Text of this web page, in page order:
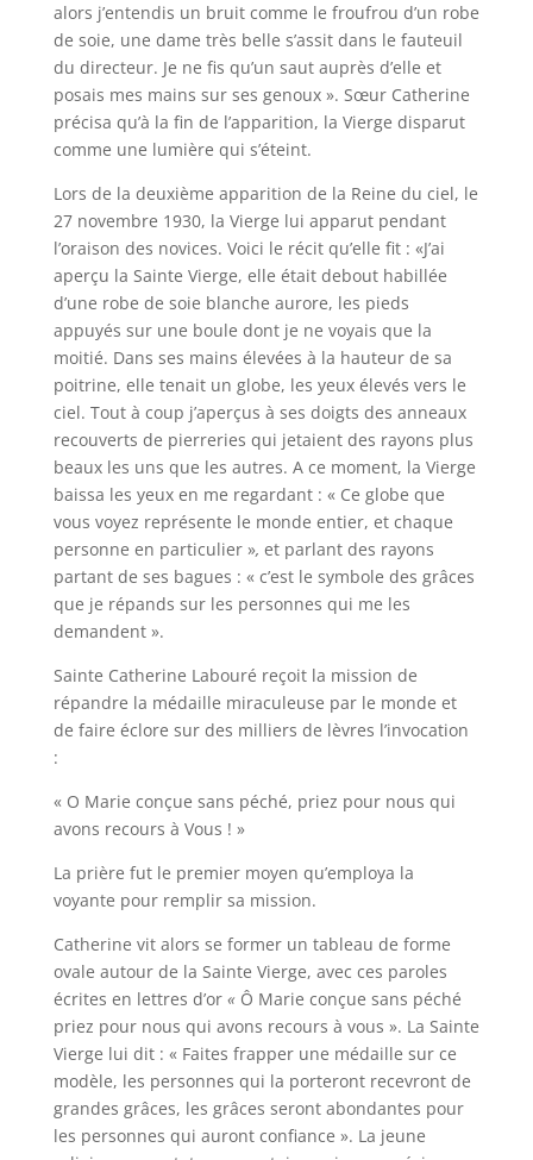
alors j’entendis un bruit comme le froufrou d’un robe
de soie, une dame très belle s’assit dans le fauteuil
du directeur. Je ne fis qu’un saut auprès d’elle et
posais mes mains sur ses genoux ». Sœur Catherine
précisa qu’à la fin de l’apparition, la Vierge disparut
comme une lumière qui s’éteint.
Lors de la deuxième apparition de la Reine du ciel, le
27 novembre 1930, la Vierge lui apparut pendant
l’oraison des novices. Voici le récit qu’elle fit : «J’ai
aperçu la Sainte Vierge, elle était debout habillée
d’une robe de soie blanche aurore, les pieds
appuyés sur une boule dont je ne voyais que la
moitié. Dans ses mains élevées à la hauteur de sa
poitrine, elle tenait un globe, les yeux élevés vers le
ciel. Tout à coup j’aperçus à ses doigts des anneaux
recouverts de pierreries qui jetaient des rayons plus
beaux les uns que les autres. A ce moment, la Vierge
baissa les yeux en me regardant : « Ce globe que
vous voyez représente le monde entier, et chaque
personne en particulier », et parlant des rayons
partant de ses bagues : « c’est le symbole des grâces
que je répands sur les personnes qui me les
demandent ».
Sainte Catherine Labouré reçoit la mission de
répandre la médaille miraculeuse par le monde et
de faire éclore sur des milliers de lèvres l’invocation
:
« O Marie conçue sans péché, priez pour nous qui
avons recours à Vous ! »
La prière fut le premier moyen qu’employa la
voyante pour remplir sa mission.
Catherine vit alors se former un tableau de forme
ovale autour de la Sainte Vierge, avec ces paroles
écrites en lettres d’or « Ô Marie conçue sans péché
priez pour nous qui avons recours à vous ». La Sainte
Vierge lui dit : « Faites frapper une médaille sur ce
modèle, les personnes qui la porteront recevront de
grandes grâces, les grâces seront abondantes pour
les personnes qui auront confiance ». La jeune